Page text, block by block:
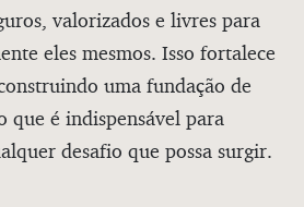
valorizados e livres para
eles mesmos. Isso fortalece
uma fundação de
que é indispensável para
desafio que possa surgir.